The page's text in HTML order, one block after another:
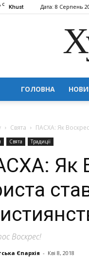
C Khust Дата: 8 Серпень
ГОЛОВНА
Свята ПАСХА: Як
Свята Традиції
Як
Воскрес!
Єпархія - Кві 8, 2018